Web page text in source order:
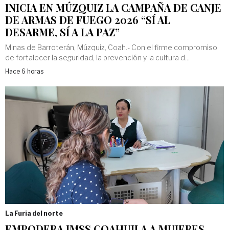
INICIA EN MÚZQUIZ LA CAMPAÑA DE CANJE
DE ARMAS DE FUEGO 2026 “SÍ AL
DESARME, SÍ A LA PAZ”
Minas de Barroterán, Múzquiz, Coah.- Con el firme compromiso
de fortalecer la seguridad, la prevención y la cultura d...
Hace 6 horas
La Furia del norte